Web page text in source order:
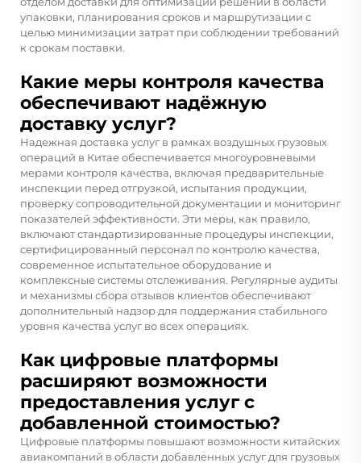
упаковки, планирования сроков и маршрутизации с
целью минимизации затрат при соблюдении требований
к срокам поставки.
Какие меры контроля качества
обеспечивают надёжную
доставку услуг?
Надежная доставка услуг в рамках воздушных грузовых
операций в Китае обеспечивается многоуровневыми
мерами контроля качества, включая предварительные
инспекции перед отгрузкой, испытания продукции,
проверку сопроводительной документации и мониторинг
показателей эффективности. Эти меры, как правило,
включают стандартизированные процедуры инспекции,
сертифицированный персонал по контролю качества,
современное испытательное оборудование и
комплексные системы отслеживания. Регулярные аудиты
и механизмы сбора отзывов клиентов обеспечивают
дополнительный надзор для поддержания стабильного
уровня качества услуг во всех операциях.
Как цифровые платформы
расширяют возможности
предоставления услуг с
добавленной стоимостью?
Цифровые платформы повышают возможности китайских
авиакомпаний в области добавленных услуг для грузовых